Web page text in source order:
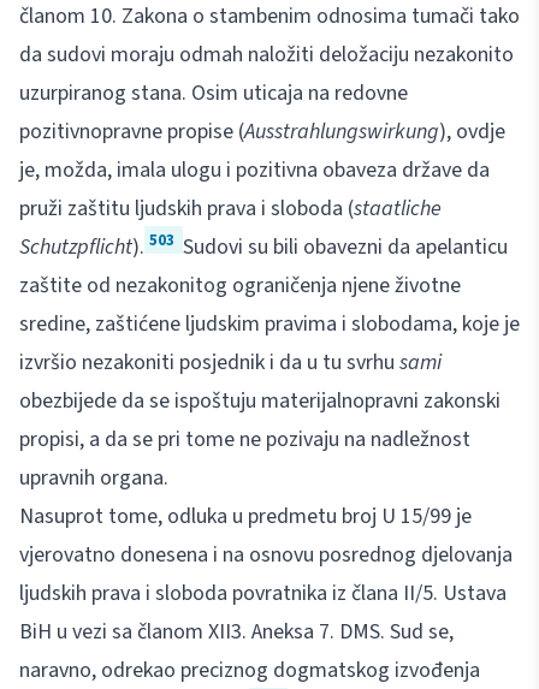
članom 10. Zakona o stambenim odnosima tumači tako
da sudovi moraju odmah naložiti deložaciju nezakonito
uzurpiranog stana. Osim uticaja na redovne
pozitivnopravne propise (Ausstrahlungswirkung), ovdje
je, možda, imala ulogu i pozitivna obaveza države da
pruži zaštitu ljudskih prava i sloboda (staatliche
Schutzpflicht). 503 Sudovi su bili obavezni da apelanticu
zaštite od nezakonitog ograničenja njene životne
sredine, zaštićene ljudskim pravima i slobodama, koje je
izvršio nezakoniti posjednik i da u tu svrhu sami
obezbijede da se ispoštuju materijalnopravni zakonski
propisi, a da se pri tome ne pozivaju na nadležnost
upravnih organa.
Nasuprot tome, odluka u predmetu broj U 15/99 je
vjerovatno donesena i na osnovu posrednog djelovanja
ljudskih prava i sloboda povratnika iz člana II/5. Ustava
BiH u vezi sa članom XII3. Aneksa 7. DMS. Sud se,
naravno, odrekao preciznog dogmatskog izvođenja